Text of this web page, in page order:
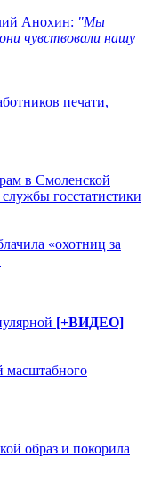
Анохин: "Мы
чувствовали нашу
печати,
в Смоленской
госстатистики
«охотниц за
[+ВИДЕО]
масштабного
образ и покорила